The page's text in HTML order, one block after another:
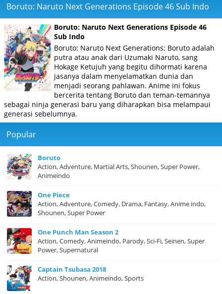
Boruto: Naruto Next Generations Episode 46 Sub Indo
Boruto: Naruto Next Generations Episode 46
Sub Indo
Boruto: Naruto Next Generations: Boruto adalah
putra atau anak dari Uzumaki Naruto, sang
Hokage Ketujuh yang begitu dihormati karena
jasanya dalam menyelamatkan dunia dan
menjadi seorang pahlawan. Anime ini fokus
bercerita tentang Boruto dan teman-temannya
sebagai ninja generasi baru yang diharapkan bisa melampaui
generasi sebelumnya.
Popular
Boruto
Action, Adventure, Martial Arts, Shounen, Super Power,
Animeindo
One Piece
Action, Adventure, Comedy, Drama, Fantasy, Anime indo,
Shounen, Super Power
One Punch Man Season 2
Action, Comedy, Animeindo, Parody, Sci-Fi, Seinen, Super
Power, Supernatural
Captain Tsubasa 2018
Action, Shounen, Animeindo, Sports